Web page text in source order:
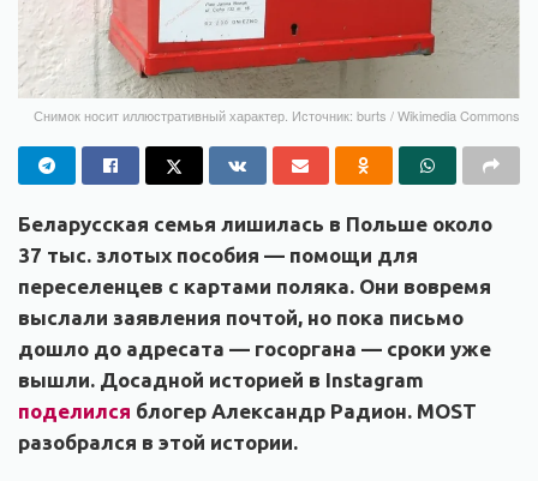
Снимок носит иллюстративный характер. Источник: burts / Wikimedia Commons
Беларусская семья лишилась в Польше около
37 тыс. злотых пособия — помощи для
переселенцев с картами поляка. Они вовремя
выслали заявления почтой, но пока письмо
дошло до адресата — госоргана — сроки уже
вышли. Досадной историей в Instagram
поделился блогер Александр Радион. MOST
разобрался в этой истории.